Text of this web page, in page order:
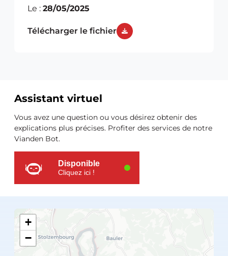
Le : 28/05/2025
Télécharger le fichier
Ressources
supplémentaires
Assistant virtuel
Vous avez une question ou vous désirez obtenir des
explications plus précises. Profiter des services de notre
Vianden Bot.
Disponible
Cliquez ici !
+
−